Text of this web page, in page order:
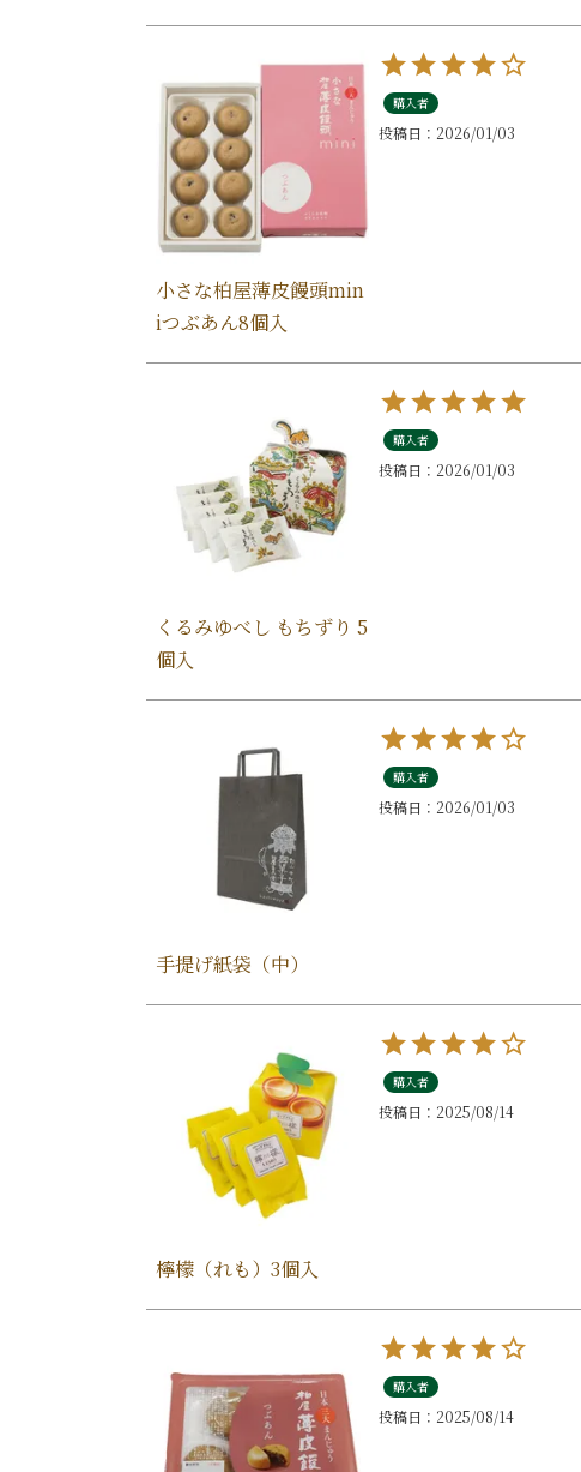
小さな柏屋薄皮饅頭min
iつぶあん8個入
購入者
投稿日 2026/01/03
くるみゆべし もちずり 5
個入
購入者
投稿日 2026/01/03
手提げ紙袋（中）
購入者
投稿日 2026/01/03
檸檬（れも）3個入
購入者
投稿日 2025/08/14
購入者
投稿日 2025/08/14